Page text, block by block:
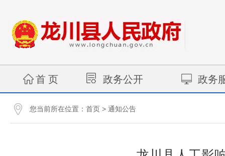
首 页 政务公开 政务
您当前所在位置： 首页 > 通知公告